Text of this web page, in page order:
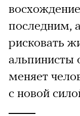
последним,
рисковать
альпинисты
меняет
с новой